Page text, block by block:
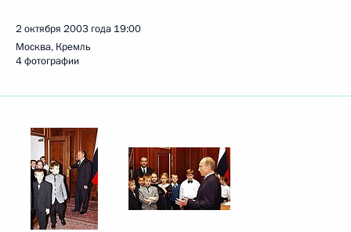
2 октября 2003 года 19:00
Москва, Кремль
4 фотографии